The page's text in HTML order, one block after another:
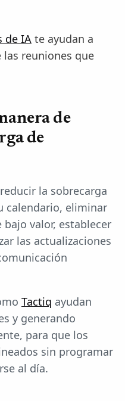
de IA te ayudan a
las reuniones que
de
de
la sobrecarga
calendario, eliminar
valor, establecer
las actualizaciones
Tactiq ayudan
y generando
para que los
sin programar
al día.